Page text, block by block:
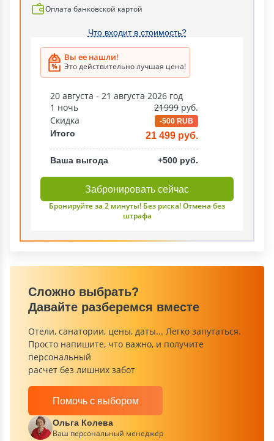
Оплата банковской картой
Что входит в стоимость?
Вы ее нашли!
Это действительно лучшая цена!
20 августа - 21 августа 2026 год
1 ночь
21999 руб.
Скидка
-500 RUB
Итого 21 499 руб.
Ваша выгода +500 руб.
Забронировать сейчас
Бронируйте за 2 минуты! Без риска! Отмена без
штрафа
Сложно выбрать?
Давайте разберемся вместе
Отели, санатории, цены, даты... Легко запутаться.
Просто напишите, что важно, и получите
персональный
расчет без лишних забот
Помочь с выбором
Ольга Колева
Ваш персональный менеджер